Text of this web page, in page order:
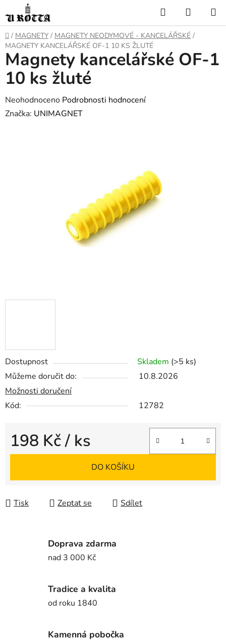
na
obsah
Hledat
KOŠÍK
DOMŮ
/ MAGNETY / MAGNETY NEODYMOVÉ - KANCELÁŘSKÉ /
MAGNETY KANCELÁŘSKÉ OF-1 10 KS ŽLUTÉ
Dostupnost Skladem (>5 ks)
Můžeme doručit do:
10.8.2026
Možnosti doručení
Kód:
12782
198 Kč/ ks
Měrná cena:
DO KOŠÍKU
Tisk Zeptat se Sdílet
Magnety kancelářské OF-1
10 ks žluté
Průměrné
hodnocení
Neohodnoceno Podrobnosti hodnocení
Značka: UNIMAGNET
Doprava zdarma
nad 3 000 Kč
Tradice a kvalita
od roku 1840
Kamenná pobočka